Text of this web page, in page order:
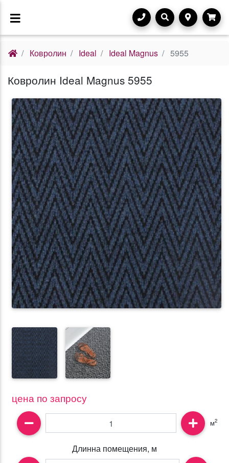
Ковролин Ideal Ideal Magnus 5955
Ковролин Ideal Magnus 5955
цена по запросу
м2
Длинна помещения, м